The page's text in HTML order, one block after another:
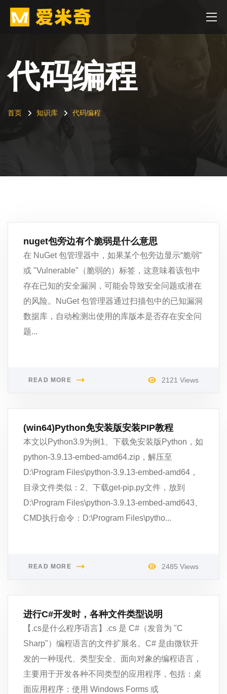
代码编程
首页 知识库 代码编程
nuget包旁边有个脆弱是什么意思
在 NuGet 包管理器中，如果某个包旁边显示“脆弱”
或 "Vulnerable"（脆弱的）标签，这意味着该包中
存在已知的安全漏洞，可能会导致安全问题或潜在
的风险。NuGet 包管理器通过扫描包中的已知漏洞
数据库，自动检测出使用的库版本是否存在安全问
题...
READ MORE 2121 Views
(win64)Python免安装版安装PIP教程
本文以Python3.9为例1、下载免安装版Python，如
python-3.9.13-embed-amd64.zip，解压至
D:\Program Files\python-3.9.13-embed-amd64，
目录文件类似：2、下载get-pip.py文件，放到
D:\Program Files\python-3.9.13-embed-amd643、
CMD执行命令：D:\Program Files\pytho...
READ MORE 2485 Views
进行C#开发时，各种文件类型说明
【.cs是什么程序语言】.cs 是 C#（发音为 "C
Sharp"）编程语言的文件扩展名。C# 是由微软开
发的一种现代、类型安全、面向对象的编程语言，
主要用于开发各种不同类型的应用程序，包括：桌
面应用程序：使用 Windows Forms 或